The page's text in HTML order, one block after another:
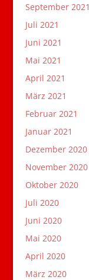
September 2021
Juli 2021
Juni 2021
Mai 2021
April 2021
März 2021
Februar 2021
Januar 2021
Dezember 2020
November 2020
Oktober 2020
Juli 2020
Juni 2020
Mai 2020
April 2020
März 2020